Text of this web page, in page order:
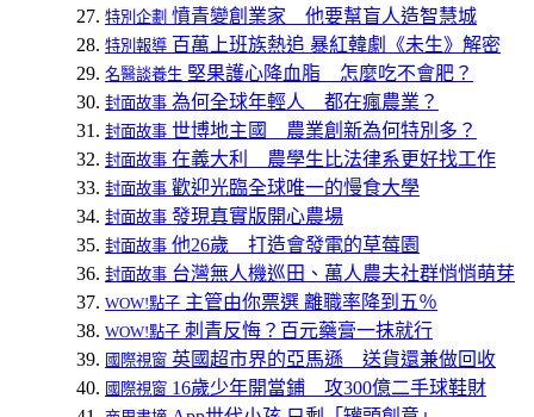
特別企劃 憤青變創業家 他要幫盲人造智慧城
特別報導 百萬上班族熱追 暴紅韓劇《未生》解密
名醫談養生 堅果護心降血脂 怎麼吃不會肥？
封面故事 為何全球年輕人 都在瘋農業？
封面故事 世博地主國 農業創新為何特別多？
封面故事 在義大利 農學生比法律系更好找工作
封面故事 歡迎光臨全球唯一的慢食大學
封面故事 發現真實版開心農場
封面故事 他26歲 打造會發電的草莓園
封面故事 台灣無人機巡田、萬人農夫社群悄悄萌芽
WOW!點子 主管由你票選 離職率降到五％
WOW!點子 刺青反悔？百元藥膏一抹就行
國際視窗 英國超市界的亞馬遜 送貨還兼做回收
國際視窗 16歲少年開當鋪 攻300億二手球鞋財